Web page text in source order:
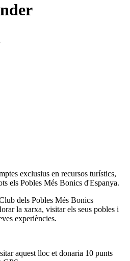
exclusius en recursos turístics,
els Pobles Més Bonics d'Espanya.
dels Pobles Més Bonics
la xarxa, visitar els seus pobles i
experiències.
aquest lloc et donaria 10 punts